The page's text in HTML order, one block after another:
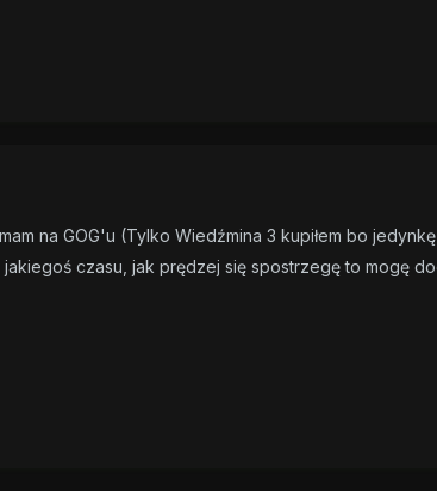
na GOG'u (Tylko Wiedźmina 3 kupiłem bo
jakiegoś czasu, jak prędzej się spostrzegę to mogę